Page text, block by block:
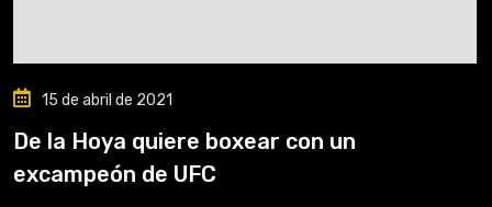
15 de abril de 2021
De la Hoya quiere boxear con un
excampeón de UFC